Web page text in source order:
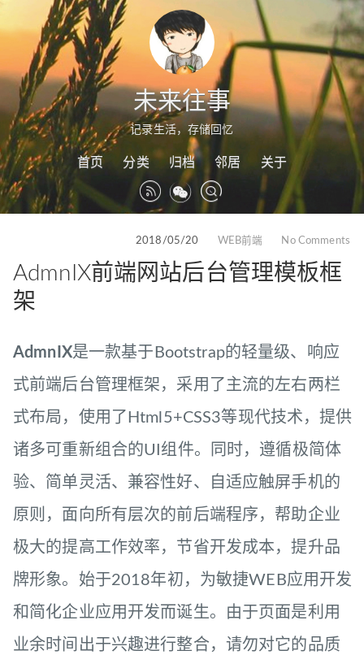
未来往事
记录生活，存储回忆
首页 分类 归档 邻居 关于
2018/05/20 WEB前端 No Comments
AdmnIX前端网站后台管理模板框
架
AdmnIX是一款基于Bootstrap的轻量级、响应
式前端后台管理框架，采用了主流的左右两栏
式布局，使用了Html5+CSS3等现代技术，提供
诸多可重新组合的UI组件。同时，遵循极简体
验、简单灵活、兼容性好、自适应触屏手机的
原则，面向所有层次的前后端程序，帮助企业
极大的提高工作效率，节省开发成本，提升品
牌形象。始于2018年初，为敏捷WEB应用开发
和简化企业应用开发而诞生。由于页面是利用
业余时间出于兴趣进行整合，请勿对它的品质